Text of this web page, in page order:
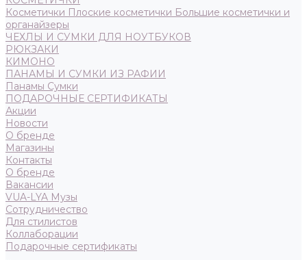
Косметички Плоские косметички Большие косметички и
органайзеры
ЧЕХЛЫ И СУМКИ ДЛЯ НОУТБУКОВ
РЮКЗАКИ
КИМОНО
ПАНАМЫ И СУМКИ ИЗ РАФИИ
Панамы Сумки
ПОДАРОЧНЫЕ СЕРТИФИКАТЫ
Акции
Новости
О бренде
Магазины
Контакты
О бренде
Вакансии
VUA-LYA Музы
Сотрудничество
Для стилистов
Коллаборации
Подарочные сертификаты